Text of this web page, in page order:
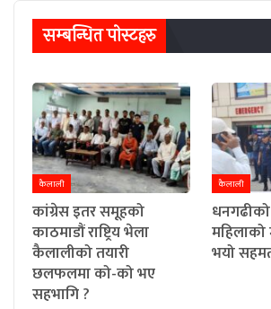
सम्बन्धित पाेस्टहरु
कैलाली
कांग्रेस इतर समूहको
काठमाडौं राष्ट्रिय भेला
कैलालीको तयारी
छलफलमा को-को भए
सहभागि ?
कैलाली
भयो